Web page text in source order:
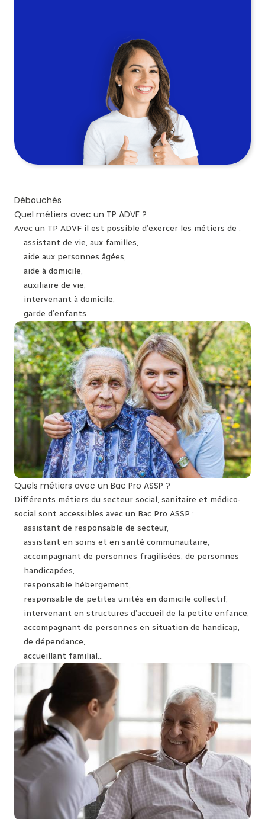
Débouchés
Quel métiers avec un TP ADVF ?
Avec un TP ADVF il est possible d’exercer les métiers de :
assistant de vie, aux familles,
aide aux personnes âgées,
aide à domicile,
auxiliaire de vie,
intervenant à domicile,
garde d’enfants…
Quels métiers avec un Bac Pro ASSP ?
Différents métiers du secteur social, sanitaire et médico-
social sont accessibles avec un Bac Pro ASSP :
assistant de responsable de secteur,
assistant en soins et en santé communautaire,
accompagnant de personnes fragilisées, de personnes
handicapées,
responsable hébergement,
responsable de petites unités en domicile collectif,
intervenant en structures d’accueil de la petite enfance,
accompagnant de personnes en situation de handicap,
de dépendance,
accueillant familial…